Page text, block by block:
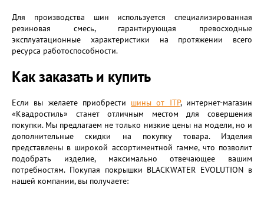
Для производства шин используется специализированная
резиновая смесь, гарантирующая превосходные
эксплуатационные характеристики на протяжении всего
ресурса работоспособности.
Как заказать и купить
Если вы желаете приобрести шины от ITP, интернет-магазин
«Квадростиль» станет отличным местом для совершения
покупки. Мы предлагаем не только низкие цены на модели, но и
дополнительные скидки на покупку товара. Изделия
представлены в широкой ассортиментной гамме, что позволит
подобрать изделие, максимально отвечающее вашим
потребностям. Покупая покрышки BLACKWATER EVOLUTION в
нашей компании, вы получаете: